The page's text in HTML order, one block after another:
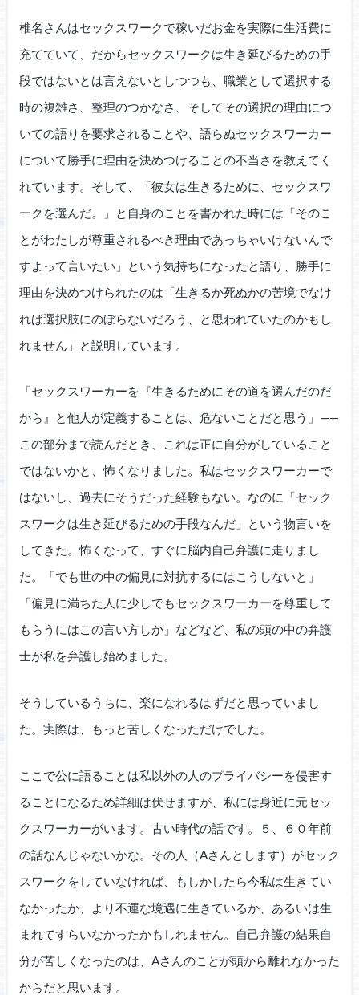
椎名さんはセックスワークで稼いだお金を実際に生活費に
充てていて、だからセックスワークは生き延びるための手
段ではないとは言えないとしつつも、職業として選択する
時の複雑さ、整理のつかなさ、そしてその選択の理由につ
いての語りを要求されることや、語らぬセックスワーカー
について勝手に理由を決めつけることの不当さを教えてく
れています。そして、「彼女は生きるために、セックスワ
ークを選んだ。」と自身のことを書かれた時には「そのこ
とがわたしが尊重されるべき理由であっちゃいけないんで
すよって言いたい」という気持ちになったと語り、勝手に
理由を決めつけられたのは「生きるか死ぬかの苦境でなけ
れば選択肢にのぼらないだろう、と思われていたのかもし
れません」と説明しています。
「セックスワーカーを『生きるためにその道を選んだのだ
から』と他人が定義することは、危ないことだと思う」——
この部分まで読んだとき、これは正に自分がしていること
ではないかと、怖くなりました。私はセックスワーカーで
はないし、過去にそうだった経験もない。なのに「セック
スワークは生き延びるための手段なんだ」という物言いを
してきた。怖くなって、すぐに脳内自己弁護に走りまし
た。「でも世の中の偏見に対抗するにはこうしないと」
「偏見に満ちた人に少しでもセックスワーカーを尊重して
もらうにはこの言い方しか」などなど、私の頭の中の弁護
士が私を弁護し始めました。
そうしているうちに、楽になれるはずだと思っていまし
た。実際は、もっと苦しくなっただけでした。
ここで公に語ることは私以外の人のプライバシーを侵害す
ることになるため詳細は伏せますが、私には身近に元セッ
クスワーカーがいます。古い時代の話です。５、６０年前
の話なんじゃないかな。その人（Aさんとします）がセック
スワークをしていなければ、もしかしたら今私は生きてい
なかったか、より不運な境遇に生きているか、あるいは生
まれてすらいなかったかもしれません。自己弁護の結果自
分が苦しくなったのは、Aさんのことが頭から離れなかった
からだと思います。